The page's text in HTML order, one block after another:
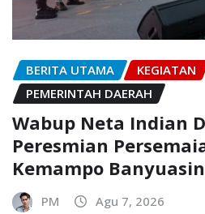
BERITA UTAMA
KEGIATAN
PEMERINTAH DAERAH
Wabup Neta Indian
Peresmian
Kemampo Banyuasin
PM Agu 7, 2026